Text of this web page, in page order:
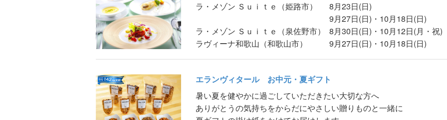
ラ・メゾン Ｓｕｉｔｅ（姫路市）
8月23日(日)
9月27日(日)・10月18日(日)
ラ・メゾン Ｓｕｉｔｅ（泉佐野市） 8月30日(日)・10月12日(月・祝)
ラヴィーナ和歌山（和歌山市）
9月27日(日)・10月18日(日)
エランヴィタール お中元・夏ギフト
暑い夏を健やかに過ごしていただきたい大切な方へ
ありがとうの気持ちをからだにやさしい贈りものと一緒に